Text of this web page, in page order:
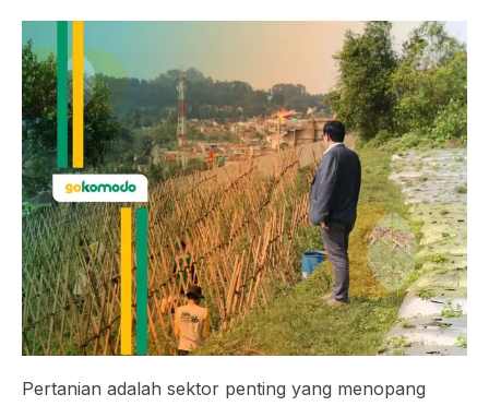
Pertanian adalah sektor penting yang menopang